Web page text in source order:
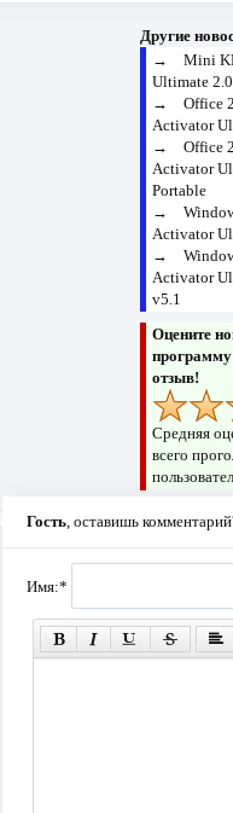
Другие
→ Mini
Ultimate 2.0
→ Office
Activator
→ Office
Activator
Portable
→
Activator
→
Activator
v5.1
Оцените
программу
отзыв!
Средняя
всего
Гость, оставишь
Имя:*